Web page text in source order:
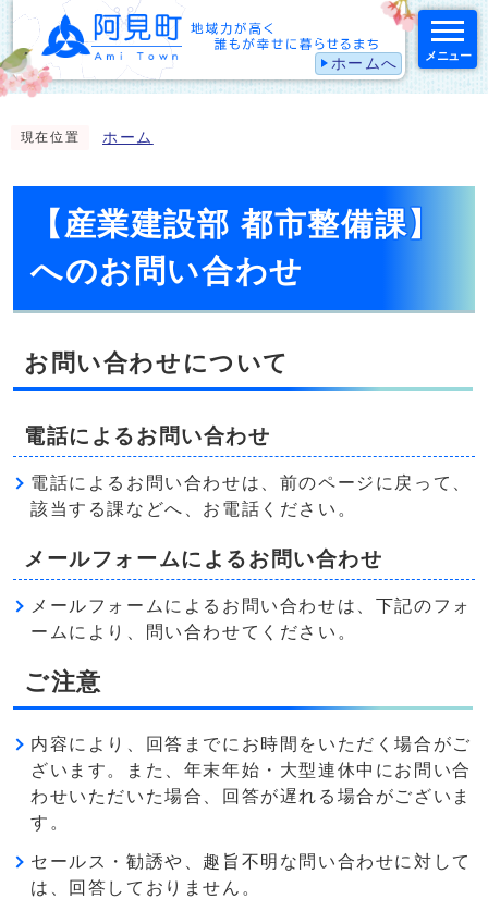
ホームへ メニュー
現在位置 ホーム
【産業建設部 都市整備課】
へのお問い合わせ
お問い合わせについて
電話によるお問い合わせ
電話によるお問い合わせは、前のページに戻って、
該当する課などへ、お電話ください。
メールフォームによるお問い合わせ
メールフォームによるお問い合わせは、下記のフォ
ームにより、問い合わせてください。
ご注意
内容により、回答までにお時間をいただく場合がご
ざいます。また、年末年始・大型連休中にお問い合
わせいただいた場合、回答が遅れる場合がございま
す。
セールス・勧誘や、趣旨不明な問い合わせに対して
は、回答しておりません。